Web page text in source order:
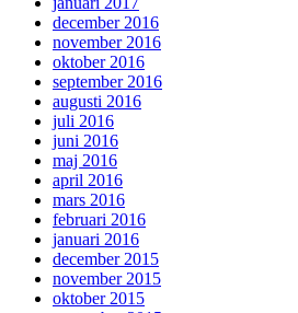
december 2016
november 2016
oktober 2016
september 2016
augusti 2016
juli 2016
juni 2016
maj 2016
april 2016
mars 2016
februari 2016
januari 2016
december 2015
november 2015
oktober 2015